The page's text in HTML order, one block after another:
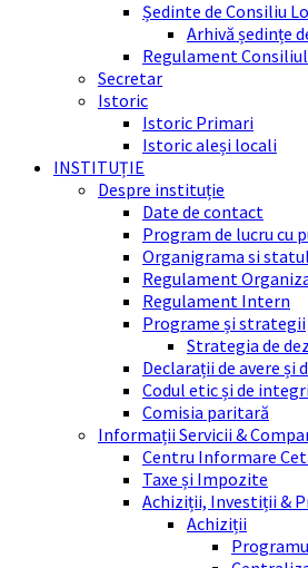
Ședinte de Consiliu
Arhivă ședințe
Regulament
Secretar
Istoric
Istoric Primari
Istoric aleși locali
INSTITUȚIE
Despre instituție
Date de contact
Program de lucru cu
Organigrama si
Regulament
Regulament Intern
Programe și strategii
Strategia de
Declarații de avere și
Codul etic și de
Comisia paritară
Informații Servicii &
Centru Informare
Taxe și Impozite
Achiziții, Investiții &
Achiziții